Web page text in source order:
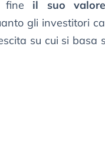
fine il suo
gli investitori
su cui si basa